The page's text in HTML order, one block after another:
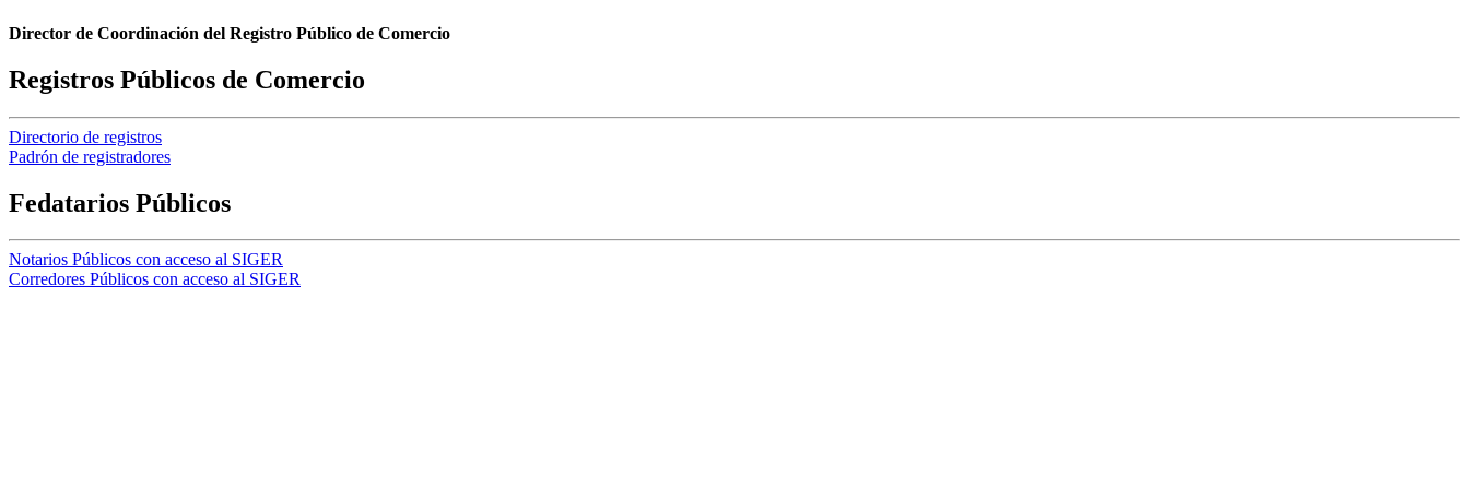
Director de Coordinación del Registro Público de Comercio
Registros Públicos de Comercio
Directorio de registros
Padrón de registradores
Fedatarios Públicos
Notarios Públicos con acceso al SIGER
Corredores Públicos con acceso al SIGER